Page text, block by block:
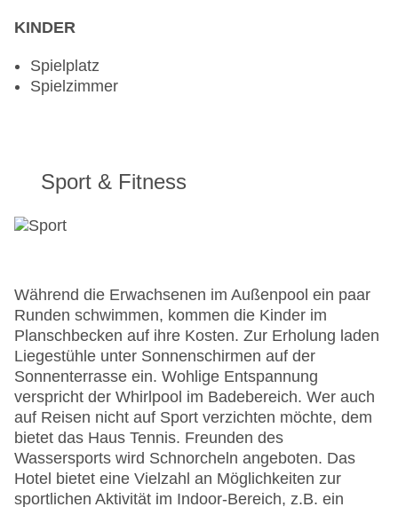
KINDER
Spielplatz
Spielzimmer
Sport & Fitness
Während die Erwachsenen im Außenpool ein paar
Runden schwimmen, kommen die Kinder im
Planschbecken auf ihre Kosten. Zur Erholung laden
Liegestühle unter Sonnenschirmen auf der
Sonnenterrasse ein. Wohlige Entspannung
verspricht der Whirlpool im Badebereich. Wer auch
auf Reisen nicht auf Sport verzichten möchte, dem
bietet das Haus Tennis. Freunden des
Wassersports wird Schnorcheln angeboten. Das
Hotel bietet eine Vielzahl an Möglichkeiten zur
sportlichen Aktivität im Indoor-Bereich, z.B. ein